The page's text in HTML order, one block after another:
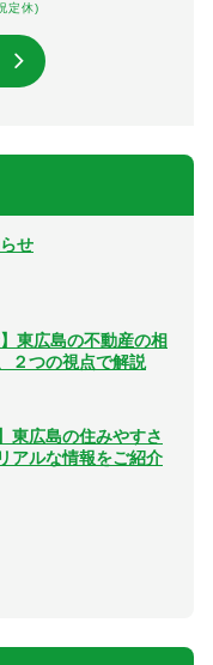
定休)
せ
東広島の不動産の相
２つの視点で解説
東広島の住みやすさ
アルな情報をご紹介